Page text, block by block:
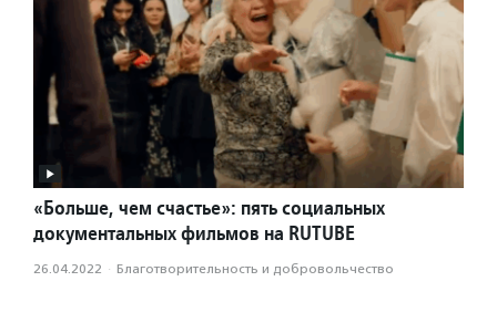
«Больше, чем счастье»: пять социальных
документальных фильмов на RUTUBE
26.04.2022 · Благотвори­тель­ность и доброволь­чест­во